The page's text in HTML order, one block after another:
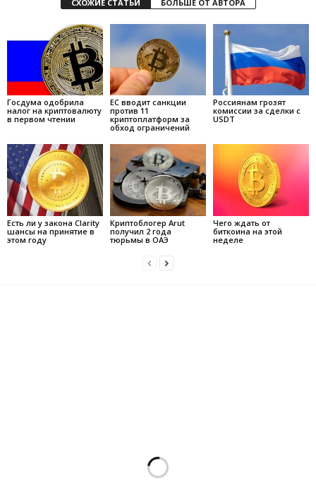
СХОЖИЕ СТАТЬИ БОЛЬШЕ ОТ АВТОРА
Госдума одобрила
налог на криптовалюту
в первом чтении
ЕС вводит санкции
против 11
криптоплатформ за
обход ограничений
Россиянам грозят
комиссии за сделки с
USDT
Есть ли у закона Clarity
шансы на принятие в
этом году
Криптоблогер Arut
получил 2 года
тюрьмы в ОАЭ
Чего ждать от
биткоина на этой
неделе